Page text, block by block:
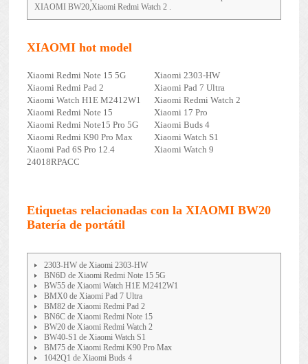
XIAOMI BW20,Xiaomi Redmi Watch 2 .
XIAOMI hot model
Xiaomi Redmi Note 15 5G
Xiaomi 2303-HW
Xiaomi Redmi Pad 2
Xiaomi Pad 7 Ultra
Xiaomi Watch H1E M2412W1
Xiaomi Redmi Watch 2
Xiaomi Redmi Note 15
Xiaomi 17 Pro
Xiaomi Redmi Note15 Pro 5G
Xiaomi Buds 4
Xiaomi Redmi K90 Pro Max
Xiaomi Watch S1
Xiaomi Pad 6S Pro 12.4
24018RPACC
Xiaomi Watch 9
Etiquetas relacionadas con la XIAOMI BW20
Batería de portátil
2303-HW de Xiaomi 2303-HW
BN6D de Xiaomi Redmi Note 15 5G
BW55 de Xiaomi Watch H1E M2412W1
BMX0 de Xiaomi Pad 7 Ultra
BM82 de Xiaomi Redmi Pad 2
BN6C de Xiaomi Redmi Note 15
BW20 de Xiaomi Redmi Watch 2
BW40-S1 de Xiaomi Watch S1
BM75 de Xiaomi Redmi K90 Pro Max
1042Q1 de Xiaomi Buds 4